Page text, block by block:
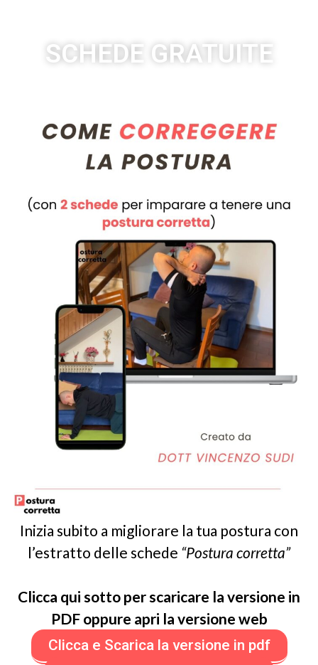
SCHEDE GRATUITE
Inizia subito a migliorare la tua postura con
l’estratto delle schede “Postura corretta”
Clicca qui sotto per scaricare la versione in
PDF oppure apri la versione web
Clicca e Scarica la versione in pdf